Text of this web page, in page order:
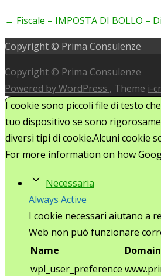
Post
navigation
← Fiscale – IMPOSTA DI BOLLO –
Copyright © Prima Consulenze
Copyright © Prima Consulenze
Powered by WordPress , Theme i-
I cookie sono piccoli file di testo
tuo dispositivo se sono
diversi tipi di cookie.Alcuni cookie
For more information on how
Necessaria
Always Active
I cookie necessari aiutano a
Web non può funzionare
Name
Domain
wpl_user_preference